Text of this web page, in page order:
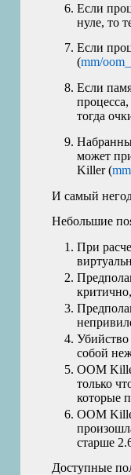
Если
нуле, то
Если
(mm/
Если
тогда
может
Killer (
И самый
Небольшие
При
Убийство
собой
OOM
только
которые
OOM
старше
Доступные